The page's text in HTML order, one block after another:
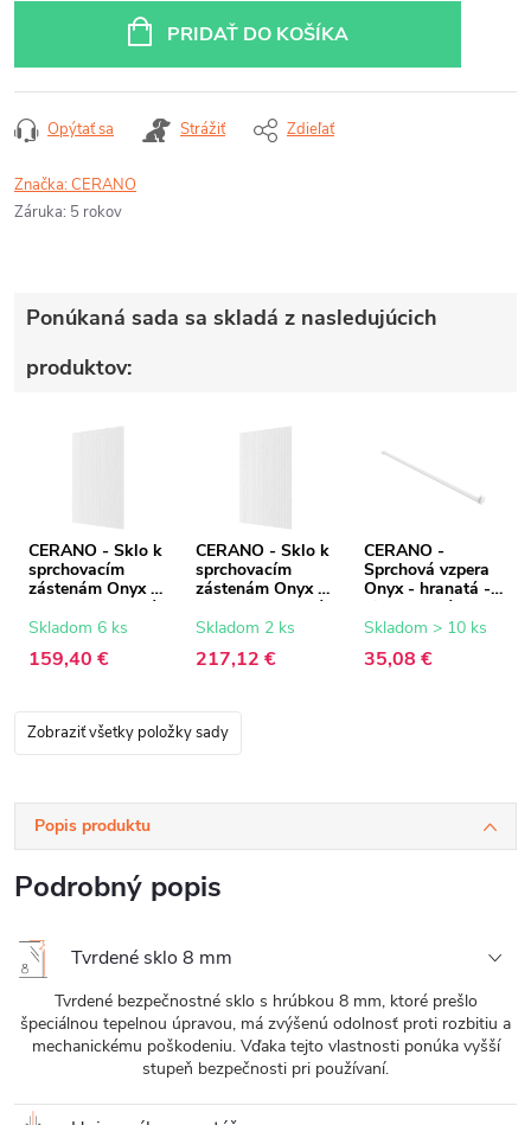
PRIDAŤ DO KOŠÍKA
Opýtať sa Strážiť Zdieľať
Značka:CERANO
Záruka: 5 rokov
Ponúkaná sada sa skladá z nasledujúcich
produktov:
CERANO - Sklo k
sprchovacím
zástenám Onyx -
8 mm - ryhované
sklo - 60x200 cm
Skladom 6 ks
159,40 €
CERANO - Sklo k
sprchovacím
zástenám Onyx -
8 mm - ryhované
sklo - 100x200
Skladom 2 ks
217,12 €
CERANO -
Sprchová vzpera
Onyx - hranatá -
biela matná - 150
cm
Skladom > 10 ks
35,08 €
Zobraziť všetky položky sady
Popis produktu
Podrobný popis
Tvrdené sklo 8 mm
Tvrdené bezpečnostné sklo s hrúbkou 8 mm, ktoré prešlo
špeciálnou tepelnou úpravou, má zvýšenú odolnosť proti rozbitiu a
mechanickému poškodeniu. Vďaka tejto vlastnosti ponúka vyšší
stupeň bezpečnosti pri používaní.